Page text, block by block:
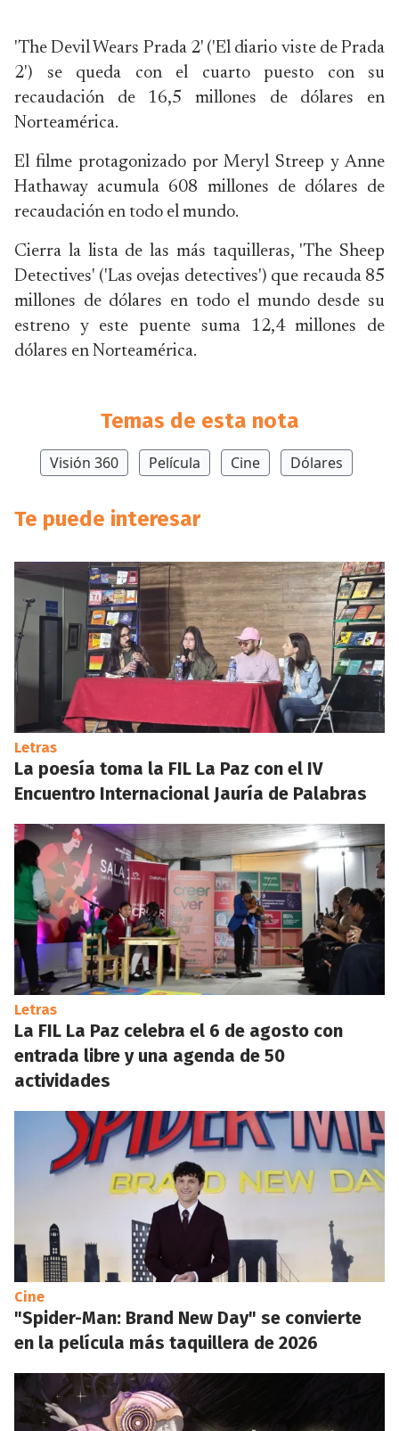
'The Devil Wears Prada 2' ('El diario viste de Prada
2') se queda con el cuarto puesto con su
recaudación de 16,5 millones de dólares en
Norteamérica.
El filme protagonizado por Meryl Streep y Anne
Hathaway acumula 608 millones de dólares de
recaudación en todo el mundo.
Cierra la lista de las más taquilleras, 'The Sheep
Detectives' ('Las ovejas detectives') que recauda 85
millones de dólares en todo el mundo desde su
estreno y este puente suma 12,4 millones de
dólares en Norteamérica.
Temas de esta nota
Visión 360 Película Cine Dólares
Te puede interesar
Letras
La poesía toma la FIL La Paz con el IV
Encuentro Internacional Jauría de Palabras
Letras
La FIL La Paz celebra el 6 de agosto con
entrada libre y una agenda de 50
actividades
Cine
"Spider-Man: Brand New Day" se convierte
en la película más taquillera de 2026